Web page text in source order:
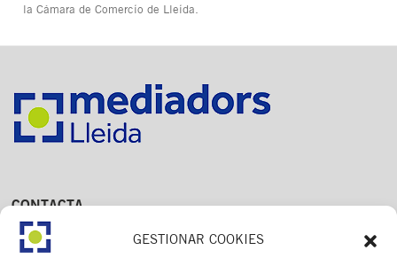
GESTIONAR COOKIES
la Cámara de Comercio de Lleida.
CONTACTA
Av. Dr. Fleming, 15,
2n. 1a